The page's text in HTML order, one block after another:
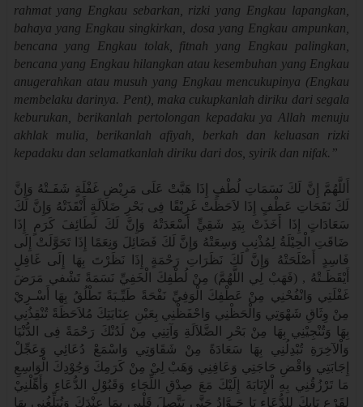
rahmat yang Engkau sebarkan, rizki yang Engkau lapangkan,
bahaya yang Engkau singkirkan, dosa yang Engkau ampunkan,
bencana yang Engkau tolak, fitnah yang Engkau palingkan,
bencana yang Engkau hilangkan atau kesembuhan yang Engkau
anugerahkan atau musuh yang Engkau mencukupinya (Engkau
membelaku darinya. Pent), maka cukupkanlah diriku dari segala
keburukan, berikanlah pertolongan kepadaku ya Allah menuju
akhlak mulia, berikanlah afiyah, berkah dan keluasan rizki
kepadaku dan selamatkanlah diriku dari dos, syirik dan nifak.”
أَللَّهُمَّ إِنَّ لَكَ نَسَمَاتِ لُطْفٍ إِذَا هَبَّتْ عَلَى مَرِيْضِ غَفْلَةٍ شَفَـتْهُ وَإِنَّ
لَكَ نَفَحَاتِ عَطْفٍ إِذَا لاَحَظَتْ غَرِيْقًا فِى بَحْرِ ضَلاَلَةٍ أَنْقَذَتْهُ وَإِنَّ لَكَ
سَعَادَاتٍ إِذَا أَخَذَتْ بِيَدِ شَقِيٍّ أَسْعَدَتْهُ وَإِنَّ لَكَ لَطَائِفَ كَرَمٍ إِذَا
ضَاقَتِ الْحِيْلَةُ لِمُذْنِبٍ وَسِعَتْهُ وَإِنَّ لَكَ فَضَائِلَ وَنِعَمًا إِذَا تَحَوَّلَتْ إِلَى
فَاسِدٍ أَصْلَحَتْهُ وَإِنَّ لَكَ نَظَرَاتِ رَحْمَةٍ إِذَا نَظَرْتَ بِهَا إِلَى غَافِلٍ
أَيْقَظَـتْهُ , (فَهَبْ لِي اللَّهُمَّ) مِنْ لُطْفِكَ الْخَفِيِّ نَسَمَةً تَشْفي مَرَضَ
غَفْلَتِي وَانْفُحْنِي مِنْ عَطْفِكَ الْوَفِيِّ نَفْحَةً طَيِّـبَةً تَطْلُقُ بِهَا أَسْـرِيْ
مِنْ وِثَاقِ شَهْوَتِي وَالْحَظْنِي وَاحْفَظْنِي بِعَيْنِ عِنَايَتِكَ مُلاَحَظَةً تُنْقِذُنِي
بِهَا وَتُنْجِيْنِي بِهَا مِنْ بَحْرِ الضَّلاَلَةِ وَآتِنِي مِنْ لَدُنْكَ رَحْمَةً فِى الدُّنْيَا
وَاْلآخِرَةِ تُبْدِلُنِي بِهَا سَعَادَةً مِنْ شَقَاوَتِي وَاسْمَعْ دُعَائِي وَعَجِّلْ
إِجَابَتِي وَاقْضِ حَاجَتِي وَعَافِنِي وَهَبْ لِيْ مِنْ كَرَمِكَ وَجُوْدِكَ الْوَاسِعِ
مَا تَرْزُقُنِي بِهِ اْلإِنَابَةَ إِلَيْكَ مَعَ صِدْقِ اللِّجَاءِ وَقَبُوْلِ الدُّعَاءِ وَأَهِّلْنِيْ
لِقَرْعِ بَابِكَ لِلدُّعَاءِ يَا جَـوَّادُ حَتَّي يَتَّصِلَ قَلْبِي بِمَا عِنْدَكَ وَتُبَلِّغُنِي بِهَا